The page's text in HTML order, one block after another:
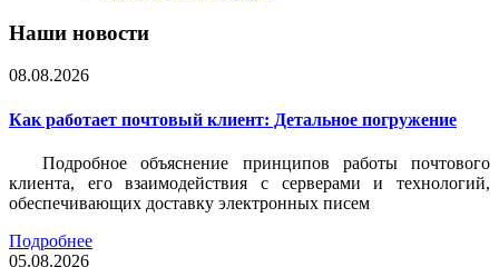
Наши новости
08.08.2026
Как работает почтовый клиент: Детальное погружение
Подробное объяснение принципов работы почтового
клиента, его взаимодействия с серверами и технологий,
обеспечивающих доставку электронных писем
Подробнее
05.08.2026